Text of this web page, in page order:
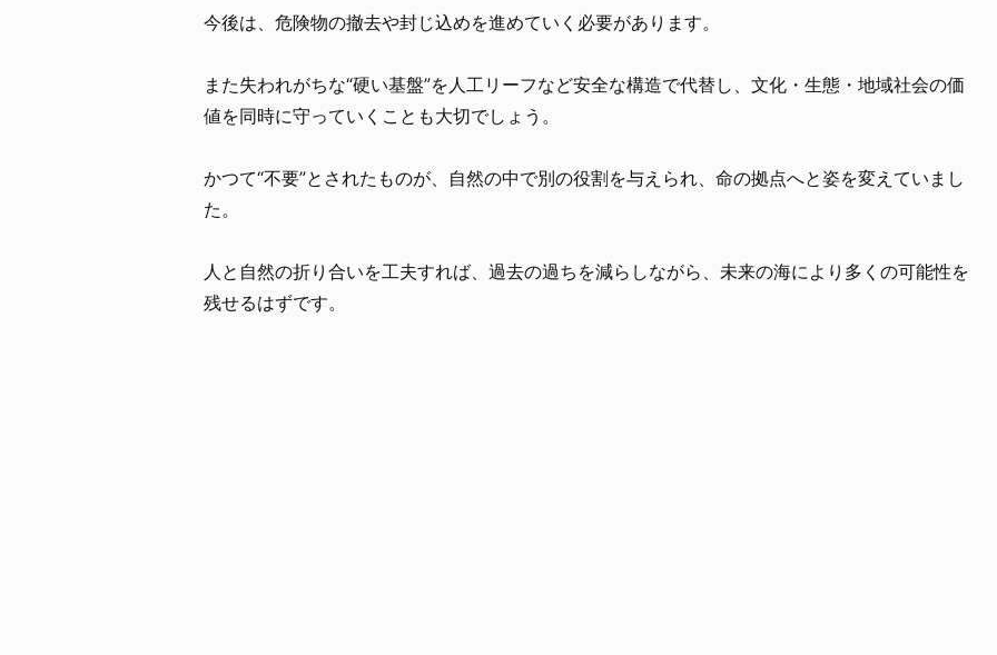
今後は、危険物の撤去や封じ込めを進めていく必要があります。
また失われがちな“硬い基盤”を人工リーフなど安全な構造で代替し、文化・生態・地域社会の価
値を同時に守っていくことも大切でしょう。
かつて“不要”とされたものが、自然の中で別の役割を与えられ、命の拠点へと姿を変えていまし
た。
人と自然の折り合いを工夫すれば、過去の過ちを減らしながら、未来の海により多くの可能性を
残せるはずです。